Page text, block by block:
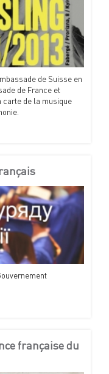
de Suisse en
de France et
carte de la musique
française du